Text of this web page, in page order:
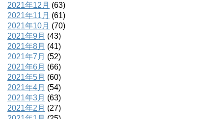
2021年12月 (63)
2021年11月 (61)
2021年10月 (70)
2021年9月 (43)
2021年8月 (41)
2021年7月 (52)
2021年6月 (66)
2021年5月 (60)
2021年4月 (54)
2021年3月 (63)
2021年2月 (27)